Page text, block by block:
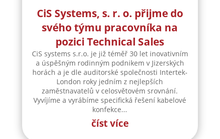
CiS Systems, s. r. o. přijme do
svého týmu pracovníka na
pozici Technical Sales
CiS systems s.r.o. je již téměř 30 let inovativním
a úspěšným rodinným podnikem v Jizerských
horách a je dle auditorské společnosti Intertek-
London roky jedním z nejlepších
zaměstnavatelů v celosvětovém srovnání.
Vyvíjíme a vyrábíme specifická řešení kabelové
konfekce...
číst více